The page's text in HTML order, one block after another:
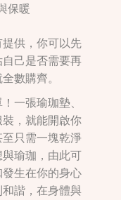
保暖
供，你可以先
己是否需要再
數購齊。
一張瑜珈墊、
，就能開啟你
只需一塊乾淨
瑜珈，由此可
生在你的身心
諧，在身體與